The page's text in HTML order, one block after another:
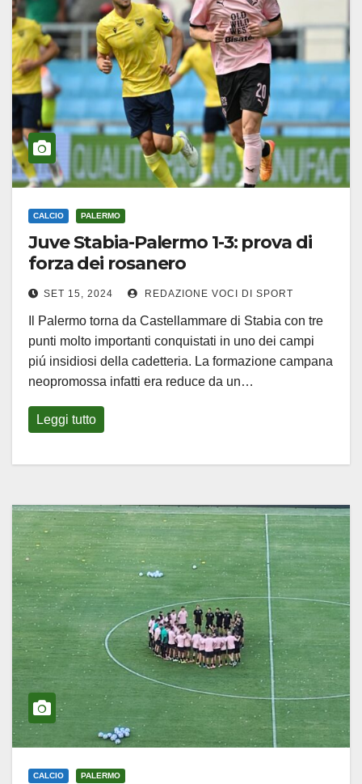
CALCIO PALERMO
Juve Stabia-Palermo 1-3: prova di
forza dei rosanero
SET 15, 2024 REDAZIONE VOCI DI SPORT
Il Palermo torna da Castellammare di Stabia con tre
punti molto importanti conquistati in uno dei campi
piú insidiosi della cadetteria. La formazione campana
neopromossa infatti era reduce da un…
Leggi tutto
CALCIO PALERMO